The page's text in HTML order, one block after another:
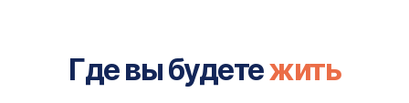
Где вы будетежить